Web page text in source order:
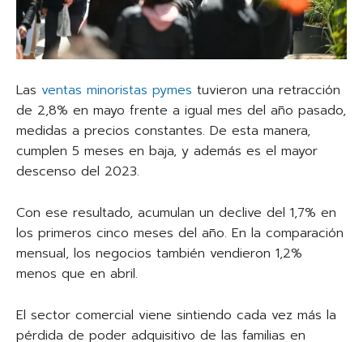
Las ventas minoristas pymes tuvieron una retracción
de 2,8% en mayo frente a igual mes del año pasado,
medidas a precios constantes. De esta manera,
cumplen 5 meses en baja, y además es el mayor
descenso del 2023.
Con ese resultado, acumulan un declive del 1,7% en
los primeros cinco meses del año. En la comparación
mensual, los negocios también vendieron 1,2%
menos que en abril.
El sector comercial viene sintiendo cada vez más la
pérdida de poder adquisitivo de las familias en